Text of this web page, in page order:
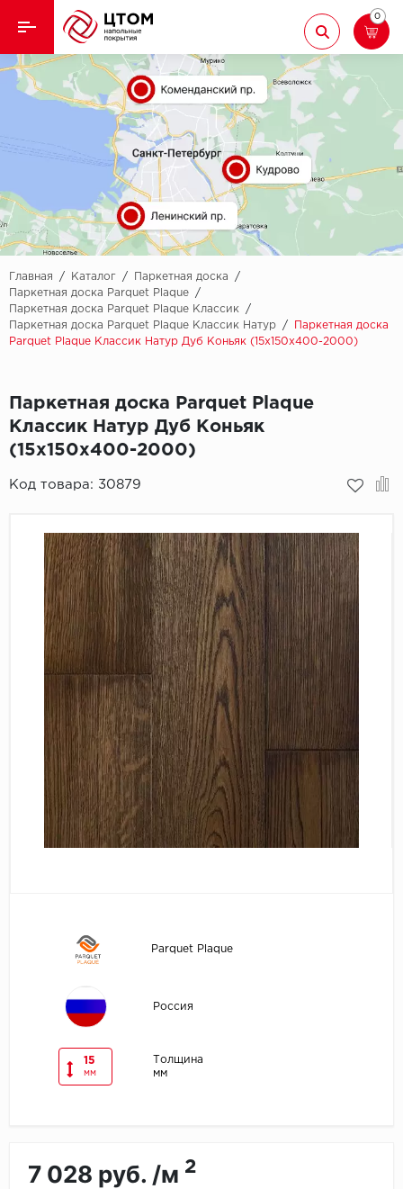
Назад
Кварцвиниловая плитка
Назад
Aberhof
Adelar
Alfa
AllureFloor
CorkArt Vinyl
CronaFloor
Damy Floor
Decoria
Dolce Flooring
EcoClick
Egger
Ламинат
Ковролин
Линолеум
Паркет
Паркетная доска
Подложка
Пробковое покрытие
0
Главная / Каталог / Паркетная доска
/
Паркетная доска Parquet Plaque
/
Паркетная доска Parquet Plaque Классик
/
Паркетная доска Parquet Plaque Классик Натур
/
Паркетная доска
Parquet Plaque Классик Натур Дуб Коньяк (15х150х400-2000)
Паркетная доска Parquet Plaque
Классик Натур Дуб Коньяк
(15х150х400-2000)
Код товара: 30879
Parquet Plaque
Россия
15
мм
Толщина
мм
7 028 руб. /м 2